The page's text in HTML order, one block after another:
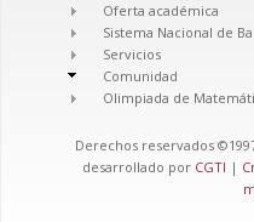
Oferta académica
Sistema Nacional de
Servicios
Comunidad
Olimpiada de
Derechos reservados
desarrollado por CGTI |